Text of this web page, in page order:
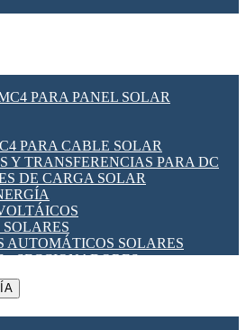
PARA PANEL SOLAR
PARA CABLE SOLAR
Y TRANSFERENCIAS PARA DC
DE CARGA SOLAR
AUTOMÁTICOS SOLARES
- SECCIONADORES